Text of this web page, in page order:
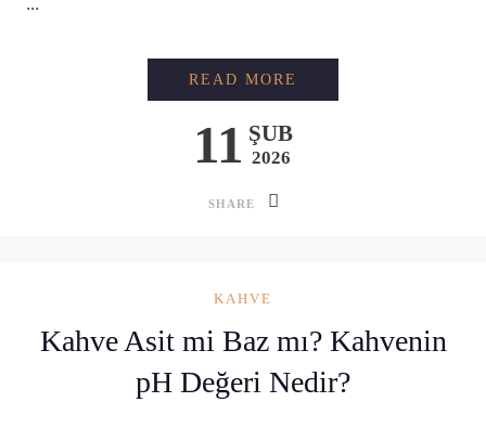
11 ŞUB
2026
READ MORE
SHARE
KAHVE
Kahve Asit mi Baz mı? Kahvenin
pH Değeri Nedir?